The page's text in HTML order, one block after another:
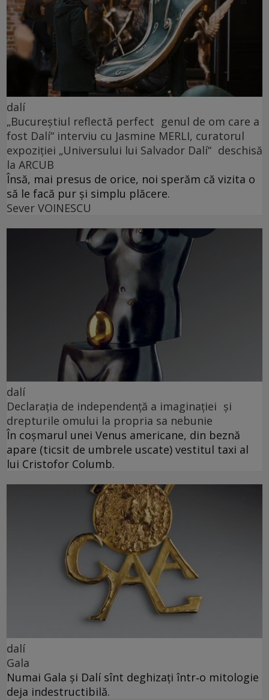
dalí
„Bucureștiul reflectă perfect genul de om care a
fost Dalí“ interviu cu Jasmine MERLI, curatorul
expoziției „Universului lui Salvador Dalí“ deschisă
la ARCUB
Însă, mai presus de orice, noi sperăm că vizita o
să le facă pur și simplu plăcere.
Sever VOINESCU
dalí
Declarația de independență a imaginației și
drepturile omului la propria sa nebunie
În coșmarul unei Venus americane, din beznă
apare (ticsit de umbrele uscate) vestitul taxi al
lui Cristofor Columb.
dalí
Gala
Numai Gala și Dalí sînt deghizați într‑o mitologie
deja indestructibilă.